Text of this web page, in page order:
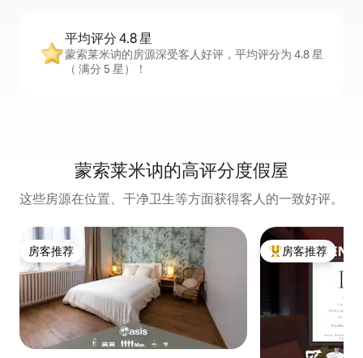
平均评分 4.8 星
蒙索莱米讷的房源深受客人好评，平均评分为 4.8 星
（ 满分 5 星）！
蒙索莱米讷的高评分度假屋
这些房源在位置、干净卫生等方面获得客人的一致好评。
房客推荐
房客推荐 热门「房客推荐」
房客推荐